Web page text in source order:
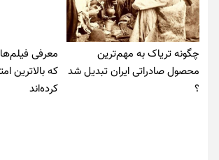
چگونه تریاک به مهم‌ترین
محصول صادراتی ایران تبدیل شد
؟
معرفی
که بالاترین
کرده‌اند